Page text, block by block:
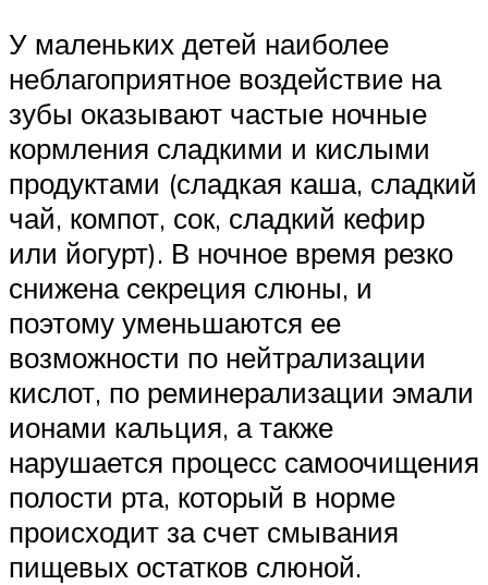
У маленьких детей наиболее
неблагоприятное воздействие на
зубы оказывают частые ночные
кормления сладкими и кислыми
продуктами (сладкая каша, сладкий
чай, компот, сок, сладкий кефир
или йогурт). В ночное время резко
снижена секреция слюны, и
поэтому уменьшаются ее
возможности по нейтрализации
кислот, по реминерализации эмали
ионами кальция, а также
нарушается процесс самоочищения
полости рта, который в норме
происходит за счет смывания
пищевых остатков слюной.